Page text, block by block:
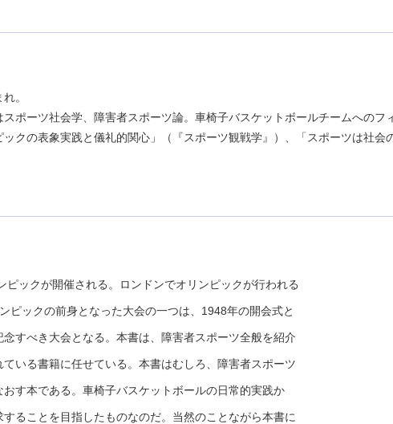
。
ポーツ社会学、障害者スポーツ論。車椅子バスケットボールチームへのフ
クの表象実践と儀礼的関心」（『スポーツ観戦学』）、「スポーツは社会
ックが開催される。ロンドンでオリンピックが行われる
ピックの前身となった大会の一つは、1948年の開会式と
すべき大会となる。本書は、障害者スポーツ全般を紹介
いる書籍に任せている。本書はむしろ、障害者スポーツ
す本である。車椅子バスケットボールの日常的実践か
ることを目指したものなのだ。当然のことながら本書に